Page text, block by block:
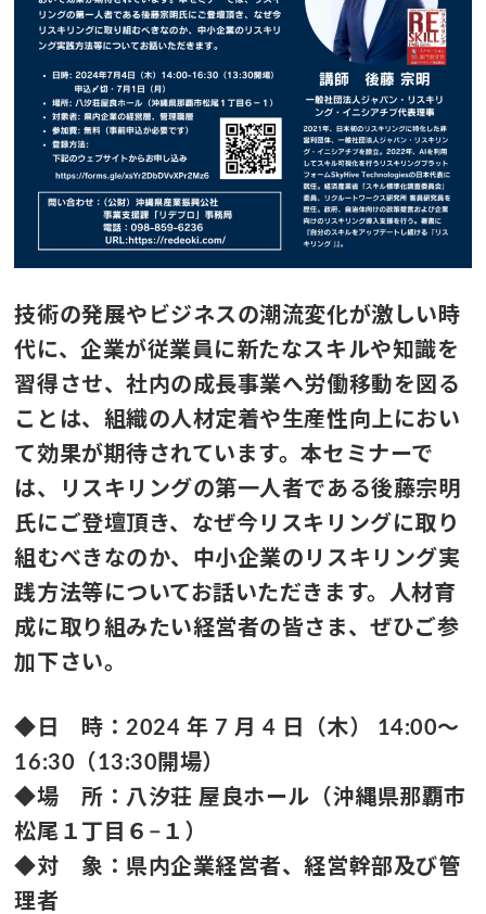
技術の発展やビジネスの潮流変化が激しい時
代に、企業が従業員に新たなスキルや知識を
習得させ、社内の成長事業へ労働移動を図る
ことは、組織の人材定着や生産性向上におい
て効果が期待されています。本セミナーで
は、リスキリングの第一人者である後藤宗明
氏にご登壇頂き、なぜ今リスキリングに取り
組むべきなのか、中小企業のリスキリング実
践方法等についてお話いただきます。人材育
成に取り組みたい経営者の皆さま、ぜひご参
加下さい。
◆日 時：2024 年 7 月 4 日（木） 14:00～
16:30（13:30開場）
◆場 所：八汐荘 屋良ホール（沖縄県那覇市
松尾１丁目６−１）
◆対 象：県内企業経営者、経営幹部及び管
理者